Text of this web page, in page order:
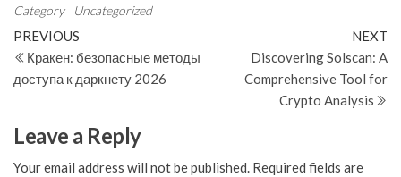
Category Uncategorized
Post
navigation
Previous
Post
PREVIOUS
Кракен: безопасные методы
доступа к даркнету 2026
NEXT
Discovering Solscan: A
Comprehensive Tool for
Crypto Analysis
Leave a Reply
Your email address will not be published. Required fields are